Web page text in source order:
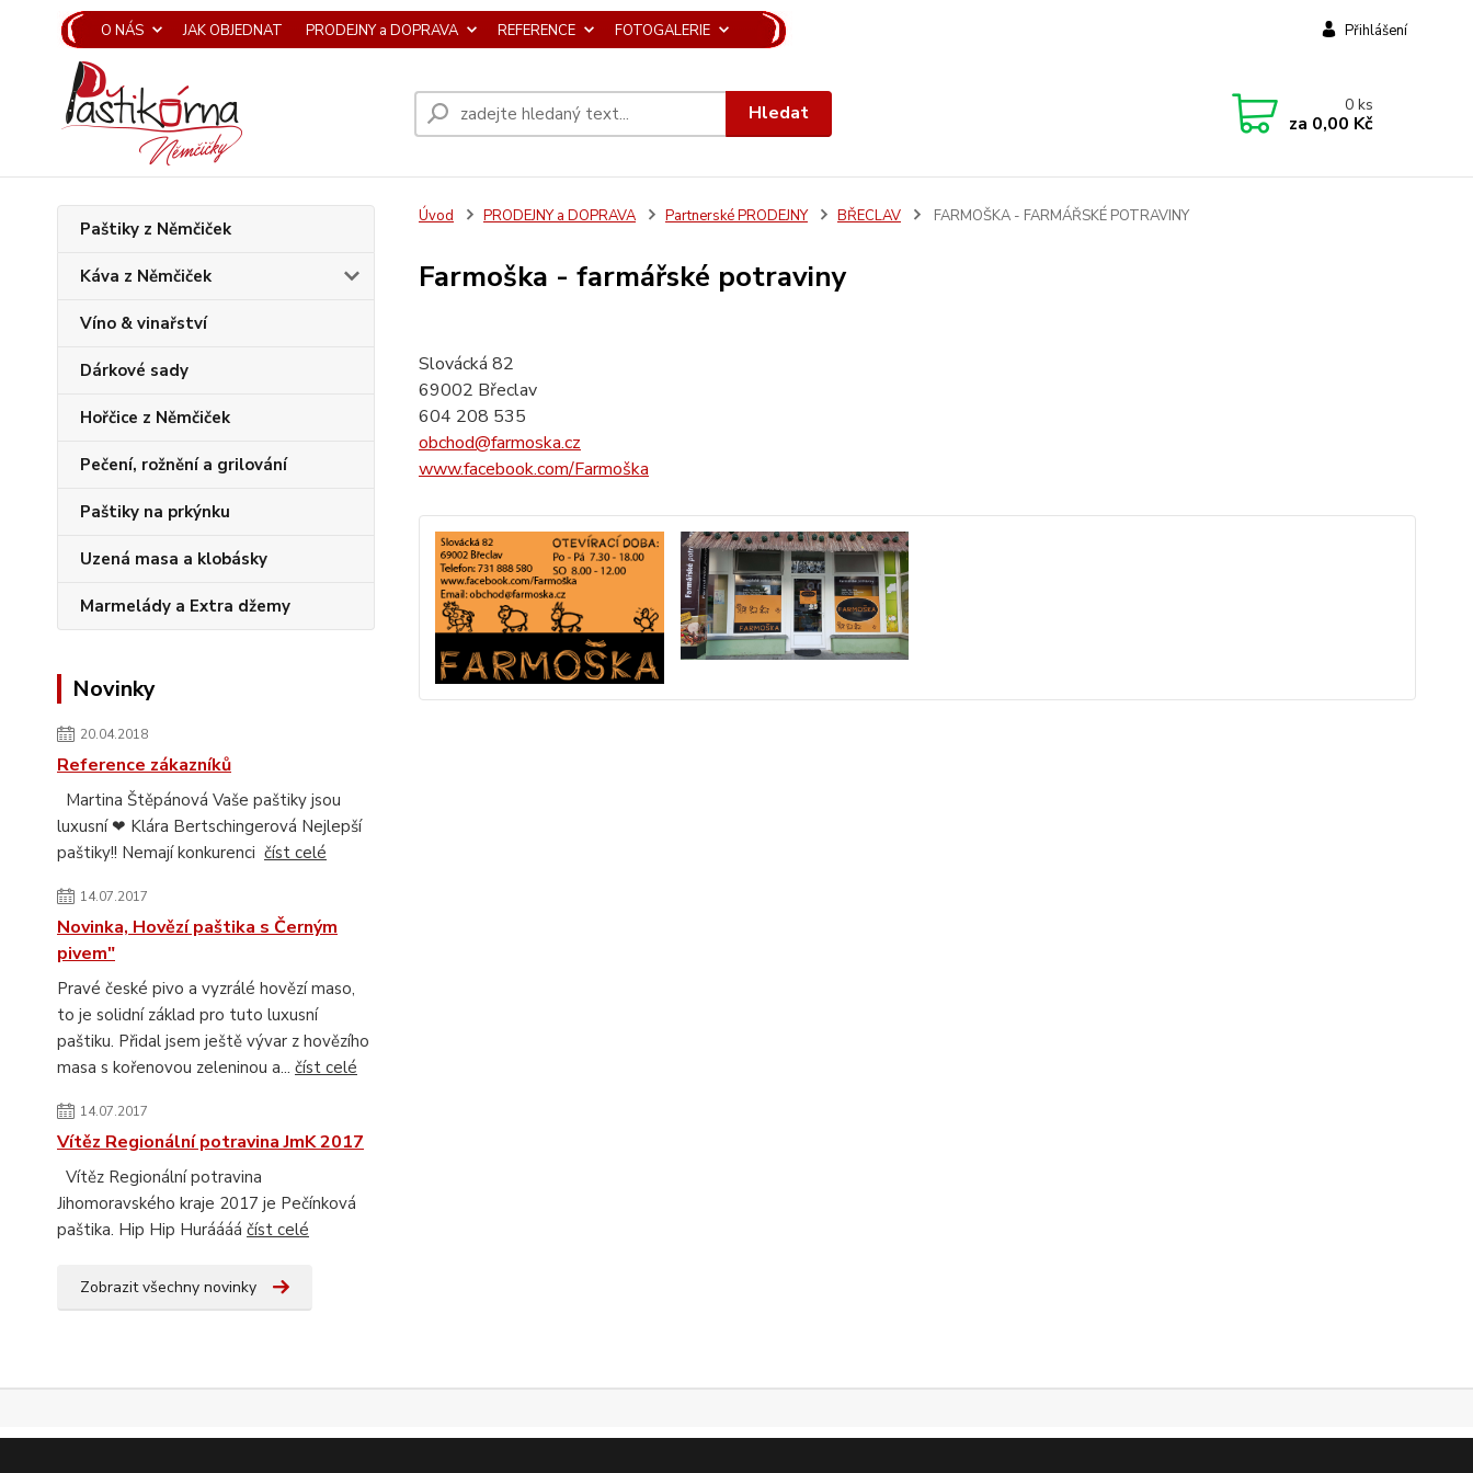
O NÁS JAK OBJEDNAT PRODEJNY a DOPRAVA REFERENCE FOTOGALERIE Přihlášení
Hledat 0ks
za 0,00 Kč
Paštiky z Němčiček
Káva z Němčiček
Víno & vinařství
Dárkové sady
Hořčice z Němčiček
Pečení, rožnění a grilování
Paštiky na prkýnku
Uzená masa a klobásky
Marmelády a Extra džemy
Novinky
20.04.2018
Reference zákazníků
Martina Štěpánová Vaše paštiky jsou
luxusní ❤ Klára Bertschingerová Nejlepší
paštiky!! Nemají konkurenci číst celé
14.07.2017
Novinka, Hovězí paštika s Černým
pivem"
Pravé české pivo a vyzrálé hovězí maso,
to je solidní základ pro tuto luxusní
paštiku. Přidal jsem ještě vývar z hovězího
masa s kořenovou zeleninou a... číst celé
14.07.2017
Vítěz Regionální potravina JmK 2017
Vítěz Regionální potravina
Jihomoravského kraje 2017 je Pečínková
paštika. Hip Hip Huráááá číst celé
Zobrazit všechny novinky
Úvod PRODEJNY a DOPRAVA Partnerské PRODEJNY BŘECLAV FARMOŠKA - FARMÁŘSKÉ POTRAVINY
Farmoška - farmářské potraviny
Slovácká 82
69002 Břeclav
604 208 535
obchod@farmoska.cz
www.facebook.com/Farmoška